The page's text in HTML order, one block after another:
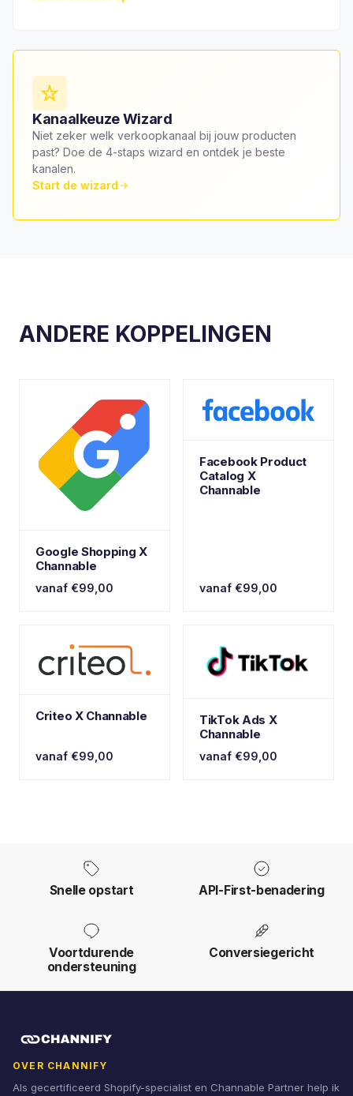
Kanaalkeuze Wizard
Niet zeker welk verkoopkanaal bij jouw producten
past? Doe de 4-staps wizard en ontdek je beste
kanalen.
Start de wizard
ANDERE KOPPELINGEN
Google Shopping X
Channable
vanaf €99,00
Facebook Product
Catalog X
Channable
vanaf €99,00
Criteo X Channable
vanaf €99,00
TikTok Ads X
Channable
vanaf €99,00
Snelle opstart API-First-benadering
Voortdurende
ondersteuning
Conversiegericht
OVER CHANNIFY
Als gecertificeerd Shopify-specialist en Channable Partner help ik